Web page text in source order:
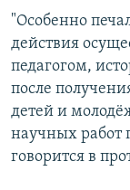
"Особенно
действия
педагогом,
после
детей и
научных работ
говорится в